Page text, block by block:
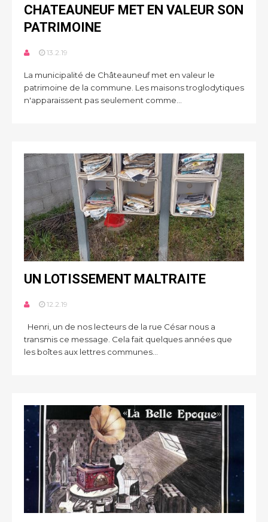
CHATEAUNEUF MET EN VALEUR SON
PATRIMOINE
13.2.19
La municipalité de Châteauneuf met en valeur le
patrimoine de la commune. Les maisons troglodytiques
n'apparaissent pas seulement comme...
UN LOTISSEMENT MALTRAITE
12.2.19
Henri, un de nos lecteurs de la rue César nous a
transmis ce message. Cela fait quelques années que
les boîtes aux lettres communes...